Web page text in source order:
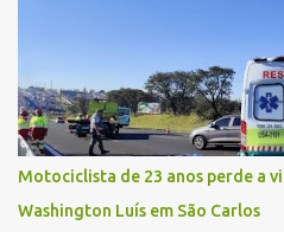
diversos disparos. Duas vítimas
três pessoas foram baleadas e
foram divulgadas informações
feridos. Equipes da Polícia Militar
ocorrência e isolaram a área para
última atualização, nenhum
Civil investigará a motivação da
Motociclista de 23 anos perde a
Washington Luís em São Carlos